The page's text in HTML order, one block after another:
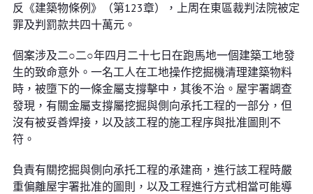
反《建築物條例》（第123章），上周在東區裁判法院被定
罪及判罰款共四十萬元。
個案涉及二○二○年四月二十七日在跑馬地一個建築工地發
生的致命意外。一名工人在工地操作挖掘機清理建築物料
時，被墮下的一條金屬支撐擊中，其後不治。屋宇署調查
發現，有關金屬支撐屬挖掘與側向承托工程的一部分，但
沒有被妥善焊接，以及該工程的施工程序與批准圖則不
符。
負責有關挖掘與側向承托工程的承建商，進行該工程時嚴
重偏離屋宇署批准的圖則，以及工程進行方式相當可能導